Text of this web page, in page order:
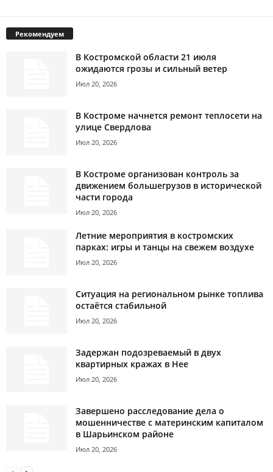
Рекомендуем
В Костромской области 21 июля
ожидаются грозы и сильный ветер
Июл 20, 2026
В Костроме начнется ремонт теплосети на
улице Свердлова
Июл 20, 2026
В Костроме организован контроль за
движением большегрузов в исторической
части города
Июл 20, 2026
Летние мероприятия в костромских
парках: игры и танцы на свежем воздухе
Июл 20, 2026
Ситуация на региональном рынке топлива
остаётся стабильной
Июл 20, 2026
Задержан подозреваемый в двух
квартирных кражах в Нее
Июл 20, 2026
Завершено расследование дела о
мошенничестве с материнским капиталом
в Шарьинском районе
Июл 20, 2026